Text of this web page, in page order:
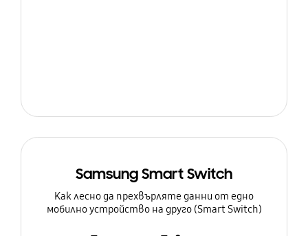
Samsung Smart Switch
Как лесно да прехвърляте данни от едно
мобилно устройство на друго (Smart Switch)